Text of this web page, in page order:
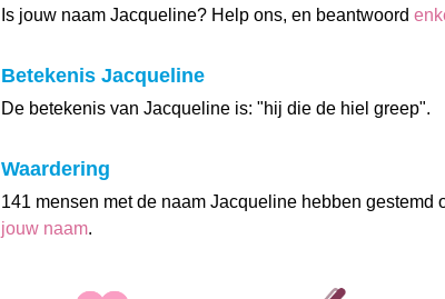
Is jouw naam Jacqueline? Help ons, en beantwoord
Betekenis Jacqueline
De betekenis van Jacqueline is: "hij die de hiel greep".
Waardering
141 mensen met de naam Jacqueline hebben gestemd
jouw naam.